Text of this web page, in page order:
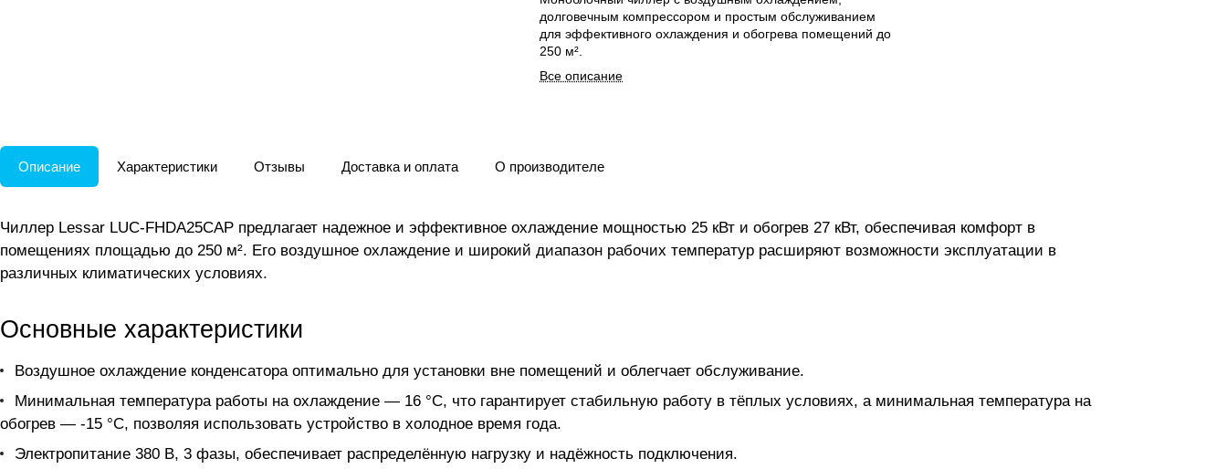
долговечным компрессором и простым обслуживанием
для эффективного охлаждения и обогрева помещений до
250 м².
Все описание
Описание Характеристики Отзывы Доставка и оплата О производителе
Чиллер Lessar LUC-FHDA25СAP предлагает надежное и эффективное охлаждение мощностью 25 кВт и обогрев 27 кВт, обеспечивая комфорт в
помещениях площадью до 250 м². Его воздушное охлаждение и широкий диапазон рабочих температур расширяют возможности эксплуатации в
различных климатических условиях.
Основные характеристики
Воздушное охлаждение конденсатора оптимально для установки вне помещений и облегчает обслуживание.
Минимальная температура работы на охлаждение — 16 °C, что гарантирует стабильную работу в тёплых условиях, а минимальная температура на
обогрев — -15 °C, позволяя использовать устройство в холодное время года.
Электропитание 380 В, 3 фазы, обеспечивает распределённую нагрузку и надёжность подключения.